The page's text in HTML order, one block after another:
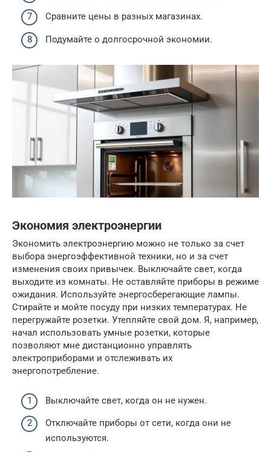
Сравните цены в разных магазинах.
Подумайте о долгосрочной экономии.
Экономия электроэнергии
Экономить электроэнергию можно не только за счет
выбора энергоэффективной техники, но и за счет
изменения своих привычек. Выключайте свет, когда
выходите из комнаты. Не оставляйте приборы в режиме
ожидания. Используйте энергосберегающие лампы.
Стирайте и мойте посуду при низких температурах. Не
перегружайте розетки. Утепляйте свой дом. Я, например,
начал использовать умные розетки, которые
позволяют мне дистанционно управлять
электроприборами и отслеживать их
энергопотребление.
Выключайте свет, когда он не нужен.
Отключайте приборы от сети, когда они не
используются.